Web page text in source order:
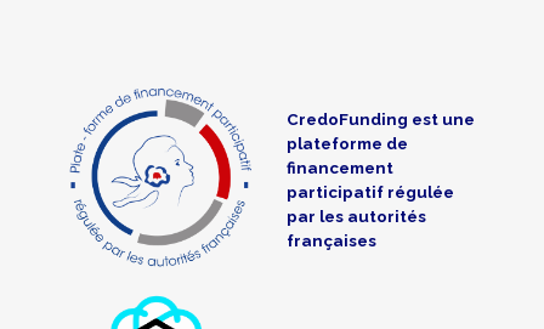
CredoFunding est une
plateforme de
financement
participatif régulée
par les autorités
françaises